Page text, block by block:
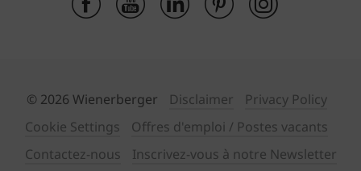
© 2026 Wienerberger Disclaimer
Privacy Policy
Cookie Settings
Offres d'emploi / Postes vacants
Contactez-nous
Inscrivez-vous à notre Newsletter